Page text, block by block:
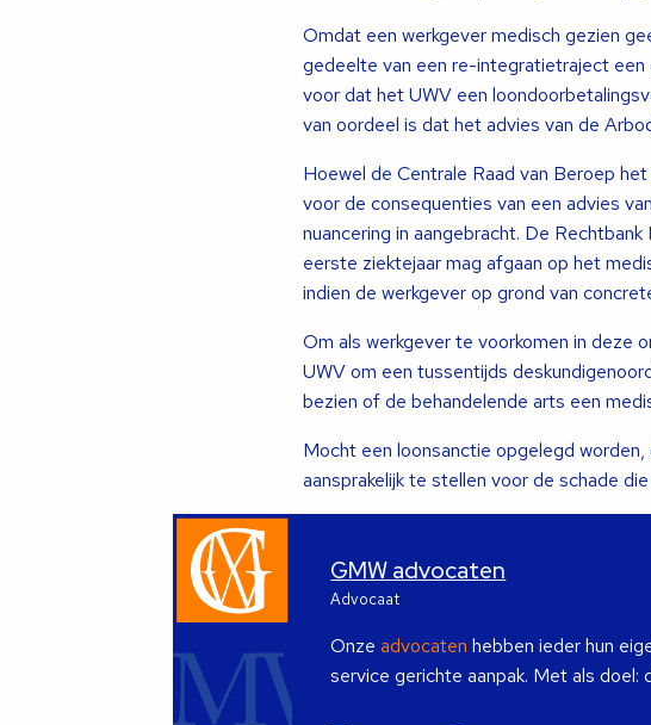
Omdat een werkgever medisch gezien
gedeelte van een re-integratietraject
voor dat het UWV een
van oordeel is dat het advies van de
Hoewel de Centrale Raad van Beroep
voor de consequenties van een advies
nuancering in aangebracht. De
eerste ziektejaar mag afgaan op het
indien de werkgever op grond van
Om als werkgever te voorkomen in deze
UWV om een tussentijds
bezien of de behandelende arts een
Mocht een loonsanctie opgelegd
aansprakelijk te stellen voor de schade
GMW advocaten
Advocaat
Onzeadvocaten hebben ieder hun
service gerichte aanpak. Met als